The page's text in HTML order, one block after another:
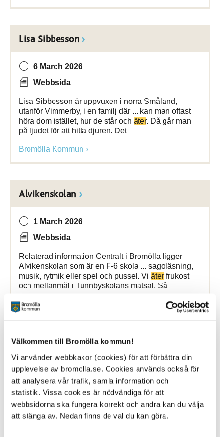
Välkommen till Bromölla kommun!
Vi använder webbkakor (cookies) för att förbättra din
upplevelse av bromolla.se. Cookies används också för
att analysera vår trafik, samla information och
statistik. Vissa cookies är nödvändiga för att
webbsidorna ska fungera korrekt och andra kan du välja
att stänga av. Nedan finns de val du kan göra.
Lisa Sibbesson
6 March 2026
Webbsida
Lisa Sibbesson är uppvuxen i norra Småland,
utanför Vimmerby, i en familj där ... kan man oftast
höra dom istället, hur de står och äter. Då går man
på ljudet för att hitta djuren. Det
Bromölla Kommun
Alvikenskolan
1 March 2026
Webbsida
Relaterad information Centralt i Bromölla ligger
Alvikenskolan som är en F-6 skola ... sagoläsning,
musik, rytmik eller spel och pussel. Vi äter frukost
och mellanmål i Tunnbyskolans matsal. Så
Bromölla Kommun
1 March 2026
Webbsida
Alvikenskolans fritidshem erbjuder trygg och
pedagogisk verksamhet där eleverna ...